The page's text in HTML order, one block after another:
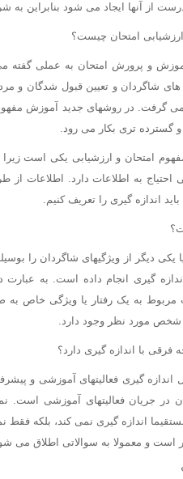
از آنها ایجاد می شود بنابراین به
امتحان چیست؟
و پرورش امتحان به عملی گفته
شاگردان و تعیین قبول شدگان و
می گرفت. در روشهای جدید آموزش
گسترده تری بکار می رود.
امتحان و ارزشیابی یکی است زیرا
احتیاج به اطلاعات دارد. اطلاعات
باید اندازه گیری را تعریف کنیم.
یکی دیگر از ویژگیهای شاگردان را
گیری انجام داده است. به
مربوط به یک رفتار یا ویژگی خاص
مورد نظر وجود دارد.
با اندازه گیری دارد؟
اندازه گیری فعالیتهای آموزشی و
در جریان فعالیتهای آموزشی است.
اندازه گیری نمی کند، بلکه فقط
است و معمولا به سوالاتی اطلاق می